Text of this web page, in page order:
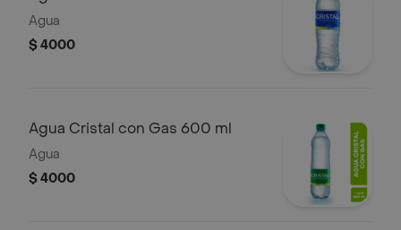
Agua
$ 4000
Agua Cristal con Gas 600 ml
Agua
$ 4000